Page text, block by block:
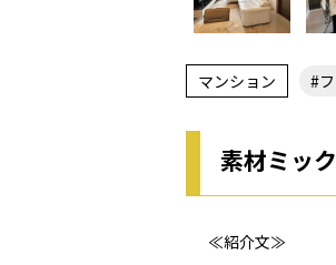
マンション #
素材ミッ
≪紹介文≫